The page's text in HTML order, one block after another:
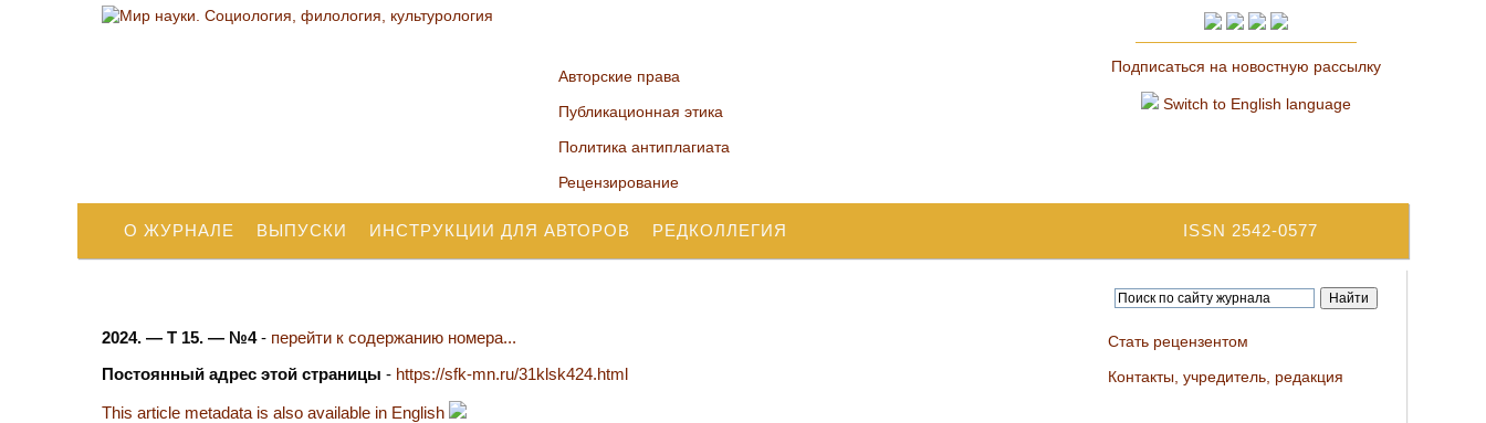
Авторские права
Публикационная этика
Политика антиплагиата
Рецензирование
Подписаться на новостную рассылку
Switch to English language
ISSN 2542-0577
О ЖУРНАЛЕ ВЫПУСКИ ИНСТРУКЦИИ ДЛЯ АВТОРОВ РЕДКОЛЛЕГИЯ
2024. — Т 15. — №4- перейти к содержанию номера...
Постоянный адрес этой страницы - https://sfk-mn.ru/31klsk424.html
This article metadata is also available in English
Стать рецензентом
Контакты, учредитель, редакция